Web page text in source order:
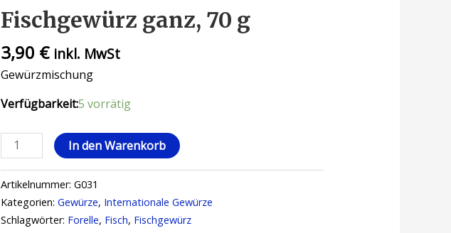
Fischgewürz ganz, 70 g
3,90 € inkl. MwSt
Gewürzmischung
Verfügbarkeit:5 vorrätig
In den Warenkorb
Artikelnummer:G031
Kategorien:Gewürze, Internationale Gewürze
Schlagwörter: Forelle, Fisch, Fischgewürz